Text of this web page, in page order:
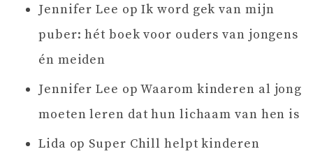
Jennifer Lee opIk word gek van mijn
puber: hét boek voor ouders van jongens
én meiden
Jennifer Lee opWaarom kinderen al jong
moeten leren dat hun lichaam van hen is
Lida op Super Chill helpt kinderen